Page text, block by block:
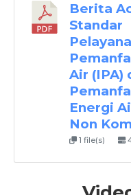
Berita
Standar
Air (IPA)
Energi
Non
1 file(s)